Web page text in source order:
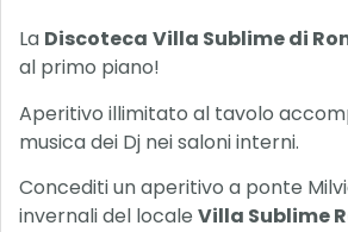
La Discoteca Villa Sublime di
al primo piano!
Aperitivo illimitato al tavolo
musica dei Dj nei saloni interni.
Concediti un aperitivo a ponte
invernali del locale Villa Sublime